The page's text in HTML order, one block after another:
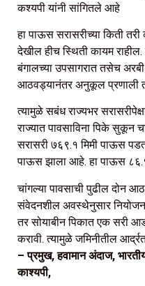
कश्यपी यांनी सांगितले आहे
हा पाऊस सरासरीच्या किती
देखील हीच स्थिती कायम
बंगालच्या उपसागरात तसेच
आठवड्यानंतर अनुकूल प्रणाली
त्यामुळे सबंध राज्यभर
राज्यात पावसाविना पिके सुकून
सरासरी ७६९.१ मिमी पाऊस
पाऊस झाला आहे. हा पाऊस
चांगल्या पावसाची पुढील दोन
संवेदनशील अवस्थेनुसार नियोजन
तर सोयाबीन पिकात एक सरी
करावी. त्यामुळे जमिनीतील
– प्रमुख, हवामान अंदाज,
काश्यपी,